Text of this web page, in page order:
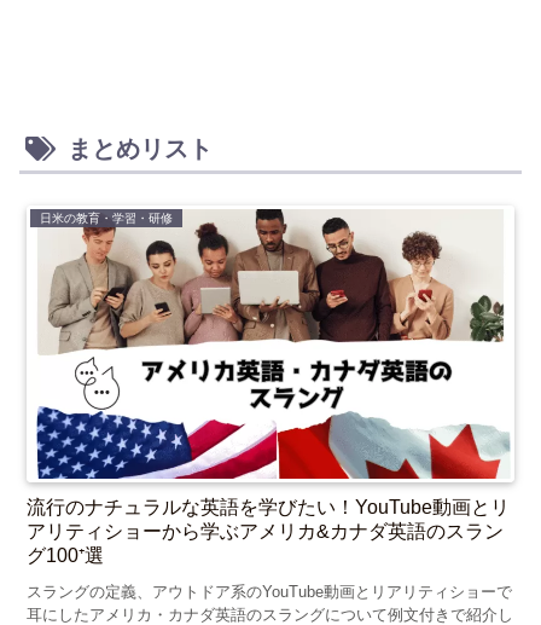
まとめリスト
日米の教育・学習・研修
流行のナチュラルな英語を学びたい！YouTube動画とリ
アリティショーから学ぶアメリカ&カナダ英語のスラン
グ100⁺選
スラングの定義、アウトドア系のYouTube動画とリアリティショーで
耳にしたアメリカ・カナダ英語のスラングについて例文付きで紹介し